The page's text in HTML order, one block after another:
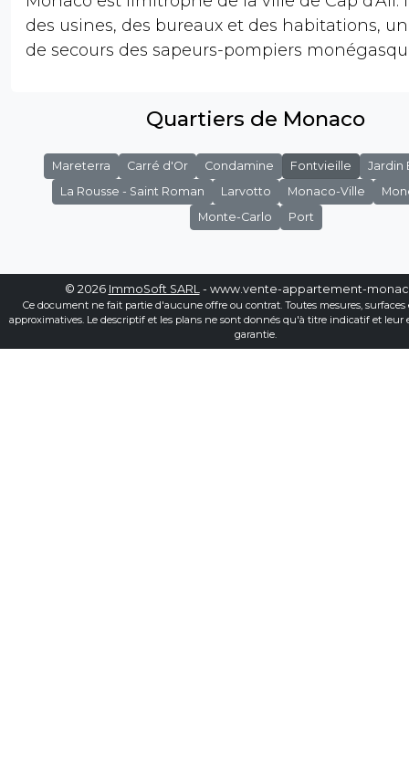
des usines, des bureaux et des habitations,
de secours des sapeurs-pompiers
Quartiers de Monaco
Mareterra Carré d'Or Condamine Fontvieille
Jardin
La Rousse - Saint Roman
Larvotto Monaco-Ville
Monte-Carlo
Port
© 2026 ImmoSoft SARL- www.vente-appartement-
Ce document ne fait partie d'aucune offre ou contrat. Toutes mesures, surfaces
approximatives. Le descriptif et les plans ne sont donnés qu'à titre indicatif et leur
garantie.